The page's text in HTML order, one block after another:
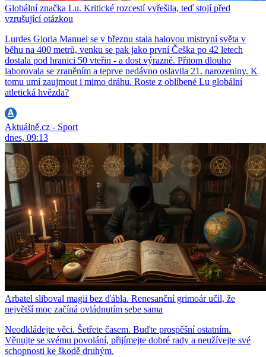
Globální značka Lu. Kritické rozcestí vyřešila, teď stojí před
vzrušující otázkou
Lurdes Gloria Manuel se v březnu stala halovou mistryní světa v
běhu na 400 metrů, venku se pak jako první Češka po 42 letech
dostala pod hranici 50 vteřin - a dost výrazně. Přitom dlouho
laborovala se zraněním a teprve nedávno oslavila 21. narozeniny. K
tomu umí zaujmout i mimo dráhu. Roste z oblíbené Lu globální
atletická hvězda?
Aktuálně.cz - Sport
dnes, 09:13
Arbatel sliboval magii bez ďábla. Renesanční grimoár učil, že
největší moc začíná ovládnutím sebe sama
Neodkládejte věci. Šetřete časem. Buďte prospěšní ostatním.
Věnujte se svému povolání, přijímejte dobré rady a neužívejte své
schopnosti ke škodě druhým.